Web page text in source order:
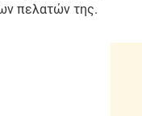
πελατών της.